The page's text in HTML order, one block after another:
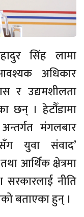
सिंह लामा
अधिकार
र उद्यमशीलता
छन् । हेटौँडामा
मंगलबार
युवा संवाद’
आर्थिक क्षेत्रमा
सरकारलाई नीति
बताएका हुन् ।